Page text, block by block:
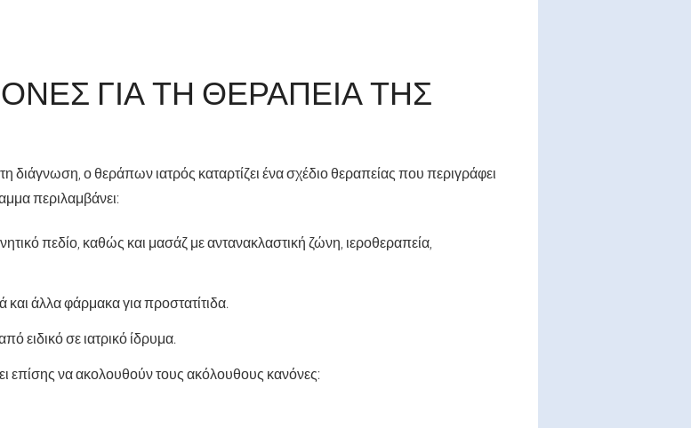
ΓΙΑ ΤΗ ΘΕΡΑΠΕΊΑ ΤΗΣ
διάγνωση, ο θεράπων ιατρός καταρτίζει ένα σχέδιο θεραπείας που περιγράφει
περιλαμβάνει:
πεδίο, καθώς και μασάζ με αντανακλαστική ζώνη, ιεροθεραπεία,
και άλλα φάρμακα για προστατίτιδα.
ειδικό σε ιατρικό ίδρυμα.
επίσης να ακολουθούν τους ακόλουθους κανόνες: